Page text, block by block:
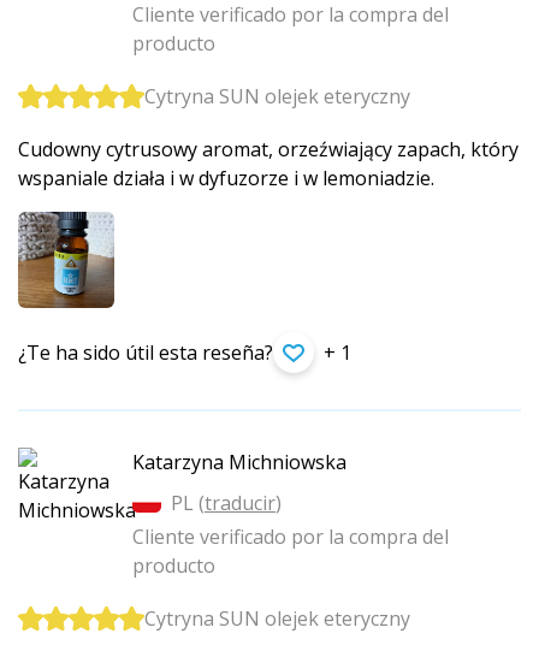
Cliente verificado por la compra del
producto
Cytryna SUN olejek eteryczny
Cudowny cytrusowy aromat, orzeźwiający zapach, który
wspaniale działa i w dyfuzorze i w lemoniadzie.
¿Te ha sido útil esta reseña? + 1
Katarzyna Michniowska
PL (traducir)
Cliente verificado por la compra del
producto
Cytryna SUN olejek eteryczny